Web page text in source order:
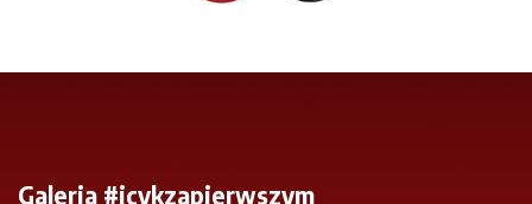
Galeria #icykzapierwszym